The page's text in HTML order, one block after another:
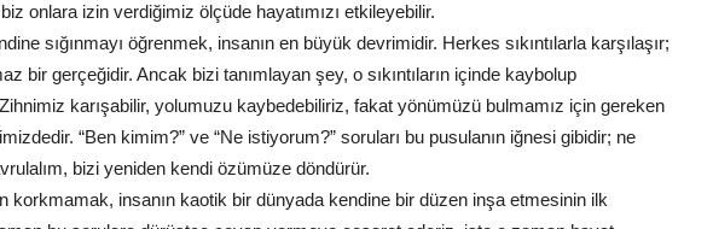
biz onlara izin verdiğimiz ölçüde hayatımızı etkileyebilir.
sığınmayı öğrenmek, insanın en büyük devrimidir. Herkes sıkıntılarla karşılaşır;
bir gerçeğidir. Ancak bizi tanımlayan şey, o sıkıntıların içinde kaybolup
Zihnimiz karışabilir, yolumuzu kaybedebiliriz, fakat yönümüzü bulmamız için gereken
“Ben kimim?” ve “Ne istiyorum?” soruları bu pusulanın iğnesi gibidir; ne
bizi yeniden kendi özümüze döndürür.
korkmamak, insanın kaotik bir dünyada kendine bir düzen inşa etmesinin ilk